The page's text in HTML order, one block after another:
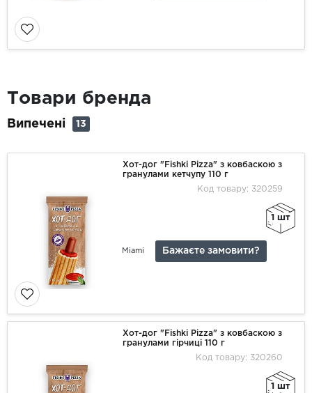
Товари бренда
Випечені 13
Хот-дог "Fishki Pizza" з ковбаскою з
гранулами кетчупу 110 г
Код товару: 320259
1 шт
Miami Бажаєте замовити?
Хот-дог "Fishki Pizza" з ковбаскою з
гранулами гірчиці 110 г
Код товару: 320260
1 шт